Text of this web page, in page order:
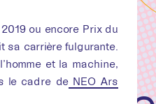
ou encore Prix du
sa carrière fulgurante.
et la machine,
le cadre deNEO Ars